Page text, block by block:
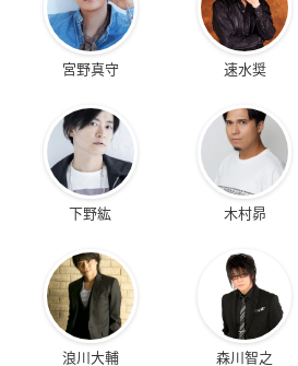
宮野真守 速水奨
下野紘 木村昴
浪川大輔 森川智之